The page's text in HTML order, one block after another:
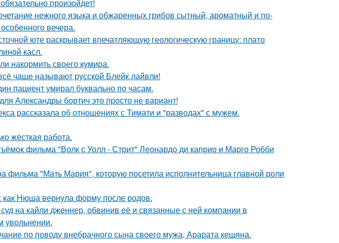
произойдет!
нежного языка и обжаренных грибов сытный, ароматный и по-
вечера.
юте раскрывает впечатляющую геологическую границу: плато
касл.
накормить своего кумира.
чаще называют русской Блейк лайвли!
пациент умирал буквально по часам.
Александры бортич это просто не вариант!
рассказала об отношениях с Тимати и "разводах" с мужем.
жёсткая работа.
фильма "Волк с Уолл - Стрит" Леонардо ди каприо и Марго Робби
фильма "Мать Мария", которую посетила исполнительница главной роли
Нюша вернула форму после родов.
на кайли дженнер, обвинив её и связанные с ней компании в
увольнении.
по поводу внебрачного сына своего мужа, Арарата кещяна.